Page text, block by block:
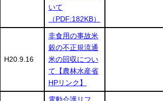
いて
（PDF:182KB）
H20.9.16
非食用の事故米
穀の不正規流通
米の回収につい
て【農林水産省
HPリンク】
電動介護リフ